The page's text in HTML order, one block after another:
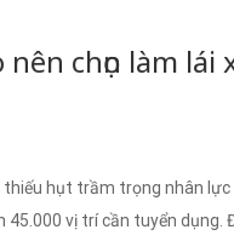
nên chọn làm lái
hụt trầm trọng nhân lực
45.000 vị trí cần tuyển dụng.